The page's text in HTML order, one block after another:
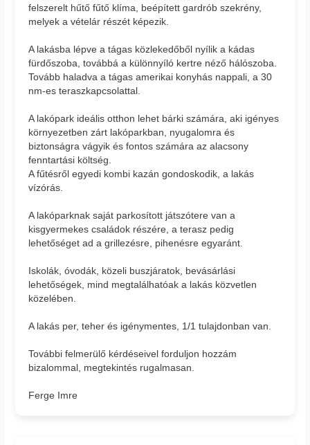
felszerelt hűtő fűtő klíma, beépített gardrób szekrény,
melyek a vételár részét képezik.
A lakásba lépve a tágas közlekedőből nyílik a kádas
fürdőszoba, továbbá a különnyíló kertre néző hálószoba.
Tovább haladva a tágas amerikai konyhás nappali, a 30
nm-es teraszkapcsolattal.
A lakópark ideális otthon lehet bárki számára, aki igényes
környezetben zárt lakóparkban, nyugalomra és
biztonságra vágyik és fontos számára az alacsony
fenntartási költség.
A fűtésről egyedi kombi kazán gondoskodik, a lakás
vízórás.
A lakóparknak saját parkosított játszótere van a
kisgyermekes családok részére, a terasz pedig
lehetőséget ad a grillezésre, pihenésre egyaránt.
Iskolák, óvodák, közeli buszjáratok, bevásárlási
lehetőségek, mind megtalálhatóak a lakás közvetlen
közelében.
A lakás per, teher és igénymentes, 1/1 tulajdonban van.
További felmerülő kérdéseivel forduljon hozzám
bizalommal, megtekintés rugalmasan.
Ferge Imre